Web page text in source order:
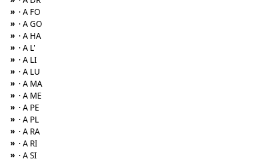
» · A FO
» · A GO
» · A HA
» · A L'
» · A LI
» · A LU
» · A MA
» · A ME
» · A PE
» · A PL
» · A RA
» · A RI
» · A SI